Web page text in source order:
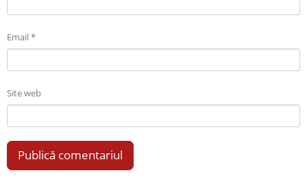
Email*
Site web